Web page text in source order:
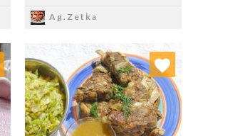
Ag.Zetka
Dodaj do ulubionych
Wybierz listę: